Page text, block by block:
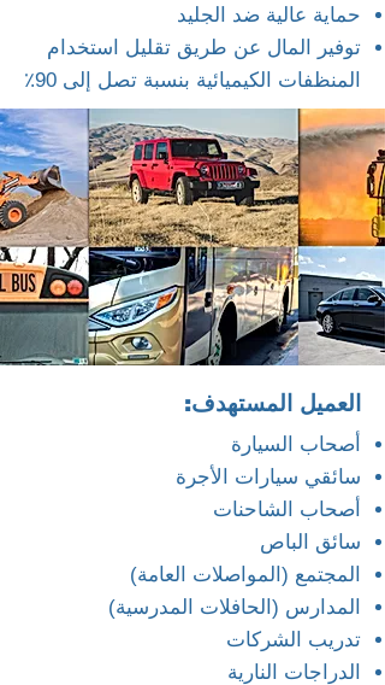
حماية عالية ضد الجليد
توفير المال عن طريق تقليل استخدام
المنظفات الكيميائية بنسبة تصل إلى 90٪
العميل المستهدف:
أصحاب السيارة
سائقي سيارات الأجرة
أصحاب الشاحنات
سائق الباص
المجتمع (المواصلات العامة)
المدارس (الحافلات المدرسية)
تدريب الشركات
الدراجات النارية